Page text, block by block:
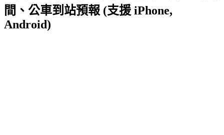
間、公車到站預報 (支援 iPhone,
Android)